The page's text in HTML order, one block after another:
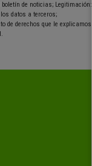
de noticias; Legitimación:
datos a terceros;
de derechos que le explicamos